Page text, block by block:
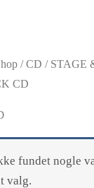
/CD / STAGE
CD
fundet nogle
valg.